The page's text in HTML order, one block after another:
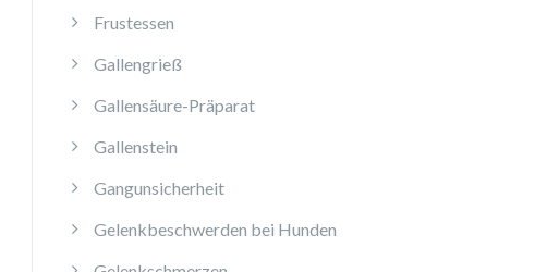
Frustessen
Gallengrieß
Gallensäure-Präparat
Gallenstein
Gangunsicherheit
Gelenkbeschwerden bei Hunden